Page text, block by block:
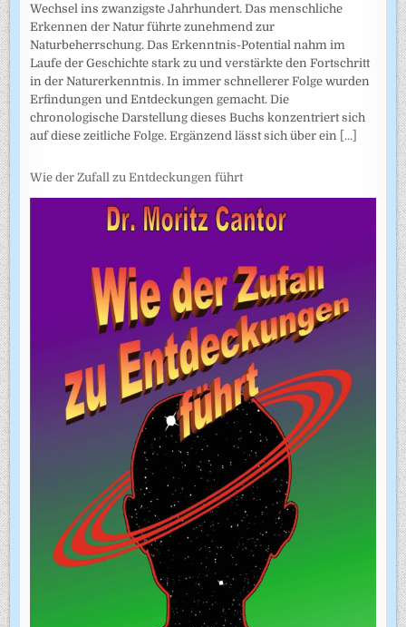
Wechsel ins zwanzigste Jahrhundert. Das menschliche
Erkennen der Natur führte zunehmend zur
Naturbeherrschung. Das Erkenntnis-Potential nahm im
Laufe der Geschichte stark zu und verstärkte den Fortschritt
in der Naturerkenntnis. In immer schnellerer Folge wurden
Erfindungen und Entdeckungen gemacht. Die
chronologische Darstellung dieses Buchs konzentriert sich
auf diese zeitliche Folge. Ergänzend lässt sich über ein [...]
Wie der Zufall zu Entdeckungen führt